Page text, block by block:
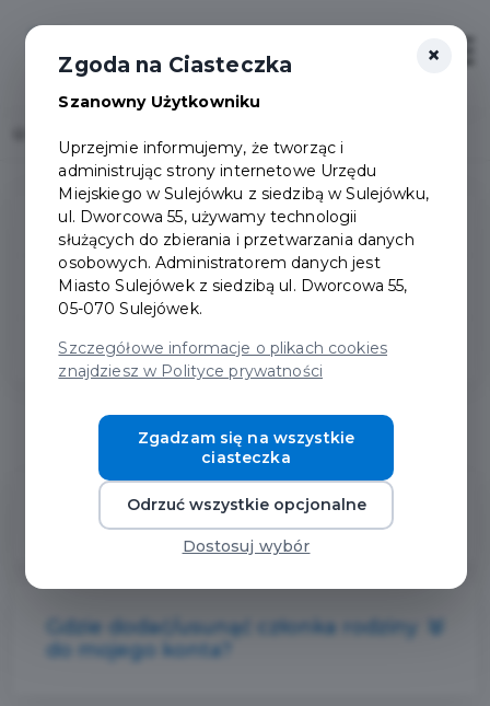
Pytania ogólne
Zakładanie konta
Konto Rodzinne
Konto Rodzinne
Czym jest Konto Rodzinne?
Gdzie dodać/usunąć członka rodziny
do mojego konta?
×
Zgoda na Ciasteczka
Szanowny Użytkowniku
Uprzejmie informujemy, że tworząc i
administrując strony internetowe Urzędu
Miejskiego w Sulejówku z siedzibą w Sulejówku,
ul. Dworcowa 55, używamy technologii
służących do zbierania i przetwarzania danych
osobowych. Administratorem danych jest
Miasto Sulejówek z siedzibą ul. Dworcowa 55,
05-070 Sulejówek.
Szczegółowe informacje o plikach cookies
znajdziesz w Polityce prywatności
Zgadzam się na wszystkie
ciasteczka
Odrzuć wszystkie opcjonalne
Dostosuj wybór